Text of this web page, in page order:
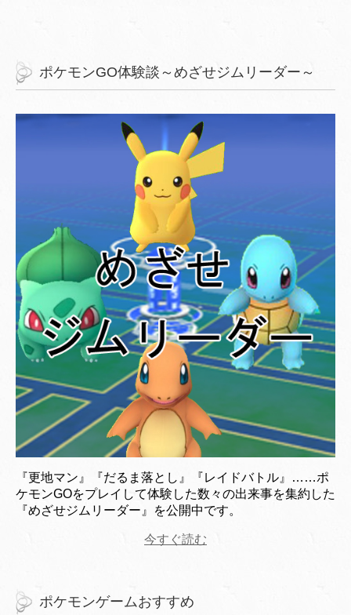
ポケモンGO体験談～めざせジムリーダー～
『更地マン』『だるま落とし』『レイドバトル』……ポ
ケモンGOをプレイして体験した数々の出来事を集約した
『めざせジムリーダー』を公開中です。
今すぐ読む
ポケモンゲームおすすめ